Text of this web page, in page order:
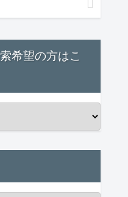
希望の方はこ